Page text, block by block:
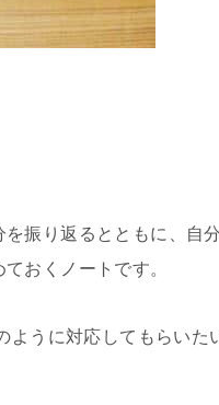
振り返るとともに、自分
おくノートです。
ように対応してもらいた